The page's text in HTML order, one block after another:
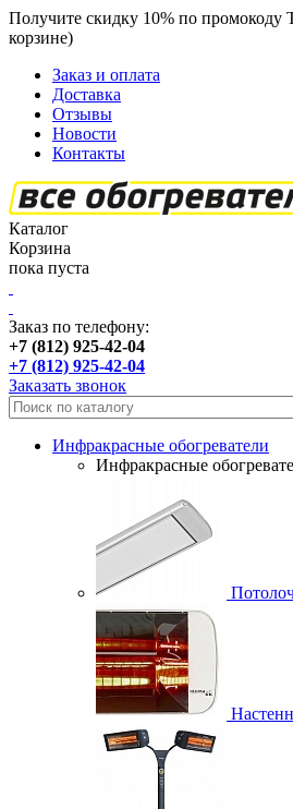
Получите скидку 10% по
корзине)
Заказ и оплата
Доставка
Отзывы
Новости
Контакты
Каталог
Корзина
пока пуста
Заказ по телефону:
+7 (812) 925-42-04
+7 (812) 925-42-04
Заказать звонок
Инфракрасные обогреватели
Инфракрасные